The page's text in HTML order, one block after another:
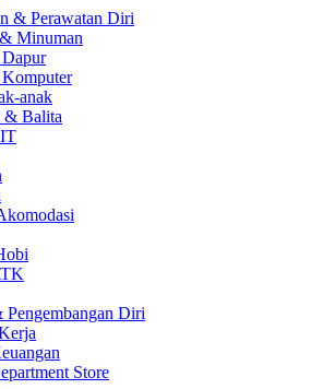
& Perawatan Diri
Minuman
anak
& Balita
Pengembangan Diri
Store